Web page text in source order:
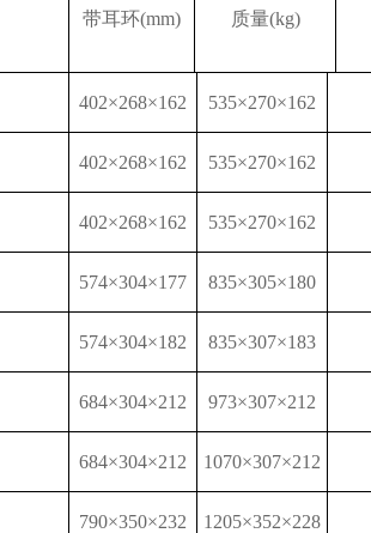
带耳环(mm) 质量(kg)
402×268×162 535×270×162
402×268×162 535×270×162
402×268×162 535×270×162
574×304×177 835×305×180
574×304×182 835×307×183
684×304×212 973×307×212
684×304×212 1070×307×212
790×350×232 1205×352×228